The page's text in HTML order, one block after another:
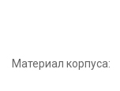
Материал корпуса: